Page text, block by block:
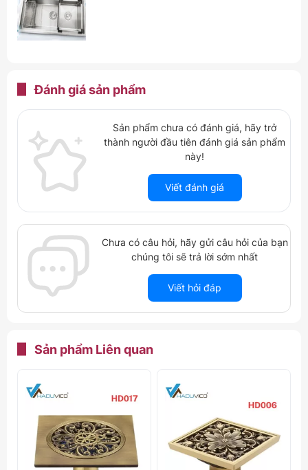
Đánh giásản phẩm
Sản phẩm chưa có đánh giá, hãy trở
thành người đầu tiên đánh giá sản phẩm
này!
Viết đánh giá
Chưa có câu hỏi, hãy gửi câu hỏi của bạn
chúng tôi sẽ trả lời sớm nhất
Viết hỏi đáp
Sản phẩm Liên quan